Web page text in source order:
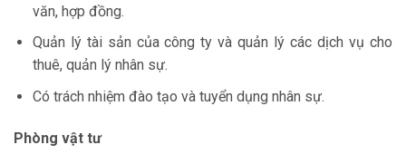
văn, hợp đồng.
Quản lý tài sản của công ty và quản lý các dịch vụ cho
thuê, quản lý nhân sự.
Có trách nhiệm đào tạo và tuyển dụng nhân sự.
Phòng vật tư